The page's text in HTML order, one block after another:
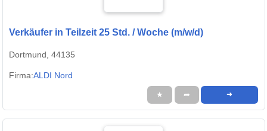
Verkäufer in Teilzeit 25 Std. / Woche (m/w/d)
Dortmund, 44135
Firma:ALDI Nord
★ ➦ ➜